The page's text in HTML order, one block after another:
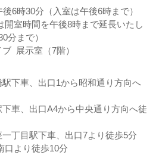
後6時30分（入室は午後6時まで）
開室時間を午後8時まで延長いたし
分まで）
展示室（7階）
駅下車、出口1から昭和通り方向へ
車、出口A4から中央通り方向へ徒
丁目駅下車、出口7より徒歩5分
口より徒歩10分